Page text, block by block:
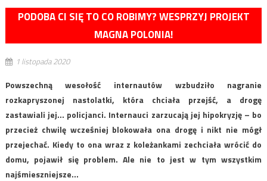
PODOBA CI SIĘ TO CO ROBIMY? WESPRZYJ PROJEKT
MAGNA POLONIA!
1 listopada 2020
Powszechną wesołość internautów wzbudziło nagranie
rozkapryszonej nastolatki, która chciała przejść, a drogę
zastawiali jej… policjanci. Internauci zarzucają jej hipokryzję – bo
przecież chwilę wcześniej blokowała ona drogę i nikt nie mógł
przejechać. Kiedy to ona wraz z koleżankami zechciała wrócić do
domu, pojawił się problem. Ale nie to jest w tym wszystkim
najśmieszniejsze…